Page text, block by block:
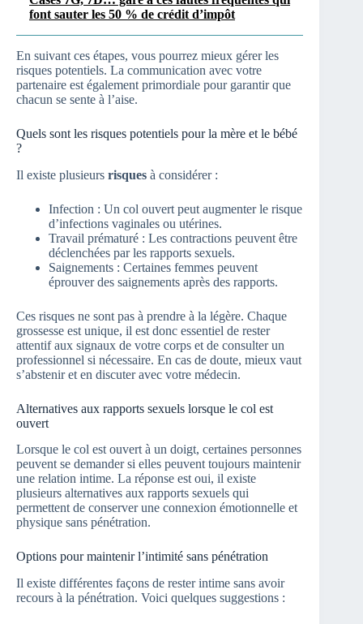
font sauter les 50 % de crédit d’impôt
En suivant ces étapes, vous pourrez mieux gérer les
risques potentiels. La communication avec votre
partenaire est également primordiale pour garantir que
chacun se sente à l’aise.
Quels sont les risques potentiels pour la mère et le bébé
?
Il existe plusieurs risques à considérer :
Infection : Un col ouvert peut augmenter le risque
d’infections vaginales ou utérines.
Travail prématuré : Les contractions peuvent être
déclenchées par les rapports sexuels.
Saignements : Certaines femmes peuvent
éprouver des saignements après des rapports.
Ces risques ne sont pas à prendre à la légère. Chaque
grossesse est unique, il est donc essentiel de rester
attentif aux signaux de votre corps et de consulter un
professionnel si nécessaire. En cas de doute, mieux vaut
s’abstenir et en discuter avec votre médecin.
Alternatives aux rapports sexuels lorsque le col est
ouvert
Lorsque le col est ouvert à un doigt, certaines personnes
peuvent se demander si elles peuvent toujours maintenir
une relation intime. La réponse est oui, il existe
plusieurs alternatives aux rapports sexuels qui
permettent de conserver une connexion émotionnelle et
physique sans pénétration.
Options pour maintenir l’intimité sans pénétration
Il existe différentes façons de rester intime sans avoir
recours à la pénétration. Voici quelques suggestions :